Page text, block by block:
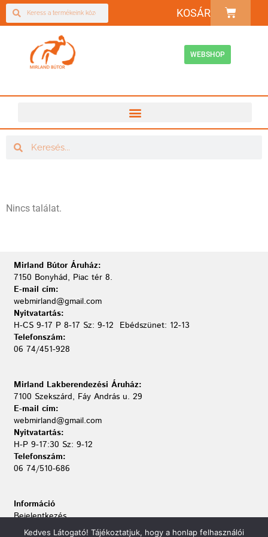
KOSÁR
WEBSHOP
Nincs találat.
Információ
Bejelentkezés
Kapcsolat
Mirland Lakberendezési Áruház:
7100 Szekszárd, Fáy András u. 29
E-mail cím:
webmirland@gmail.com
Nyitvatartás:
H-P 9-17:30 Sz: 9-12
Telefonszám:
06 74/510-686
Mirland Bútor Áruház:
7150 Bonyhád, Piac tér 8.
E-mail cím:
webmirland@gmail.com
Nyitvatartás:
H-CS 9-17 P 8-17 Sz: 9-12 Ebédszünet: 12-13
Telefonszám:
06 74/451-928
Kedves Látogató! Tájékoztatjuk, hogy a honlap felhasználói